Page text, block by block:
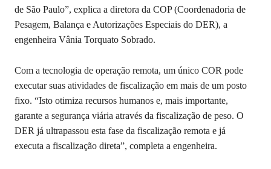
de São Paulo”, explica a diretora da COP (Coordenadoria de
Pesagem, Balança e Autorizações Especiais do DER), a
engenheira Vânia Torquato Sobrado.
Com a tecnologia de operação remota, um único COR pode
executar suas atividades de fiscalização em mais de um posto
fixo. “Isto otimiza recursos humanos e, mais importante,
garante a segurança viária através da fiscalização de peso. O
DER já ultrapassou esta fase da fiscalização remota e já
executa a fiscalização direta”, completa a engenheira.